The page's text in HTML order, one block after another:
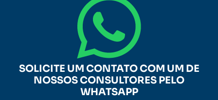
SOLICITE UM CONTATO COM UM DE
NOSSOS CONSULTORES PELO
WHATSAPP